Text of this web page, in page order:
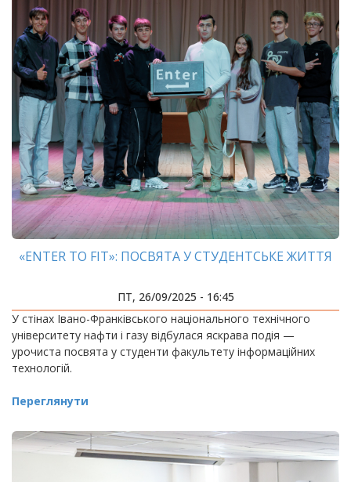
«ENTER TO FIT»: ПОСВЯТА У СТУДЕНТСЬКЕ ЖИТТЯ
ПТ, 26/09/2025 - 16:45
У стінах Івано-Франківського національного технічного
університету нафти і газу відбулася яскрава подія —
урочиста посвята у студенти факультету інформаційних
технологій.
Переглянути